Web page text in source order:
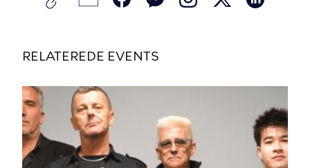
RELATEREDE EVENTS